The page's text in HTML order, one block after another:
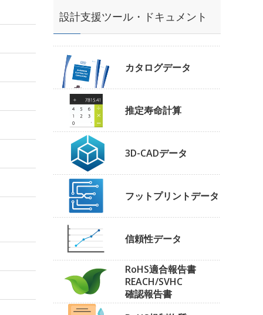
設計支援ツール・ドキュメント
カタログデータ
推定寿命計算
3D-CADデータ
フットプリントデータ
信頼性データ
RoHS適合報告書
REACH/SVHC
確認報告書